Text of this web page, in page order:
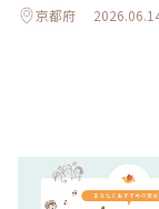
京都府